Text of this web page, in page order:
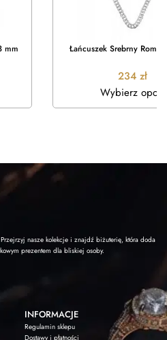
mm Łańcuszek Srebrny
234 zł
Wybierz opcje
nasze kolekcje i znajdź biżuterię, która doda
prezentem dla bliskiej osoby.
INFORMACJE
Regulamin sklepu
Dostawy i płatności